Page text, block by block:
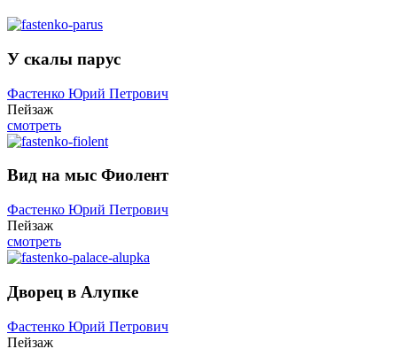
У скалы парус
Фастенко Юрий Петрович
Пейзаж
смотреть
Вид на мыс Фиолент
Фастенко Юрий Петрович
Пейзаж
смотреть
Дворец в Алупке
Фастенко Юрий Петрович
Пейзаж